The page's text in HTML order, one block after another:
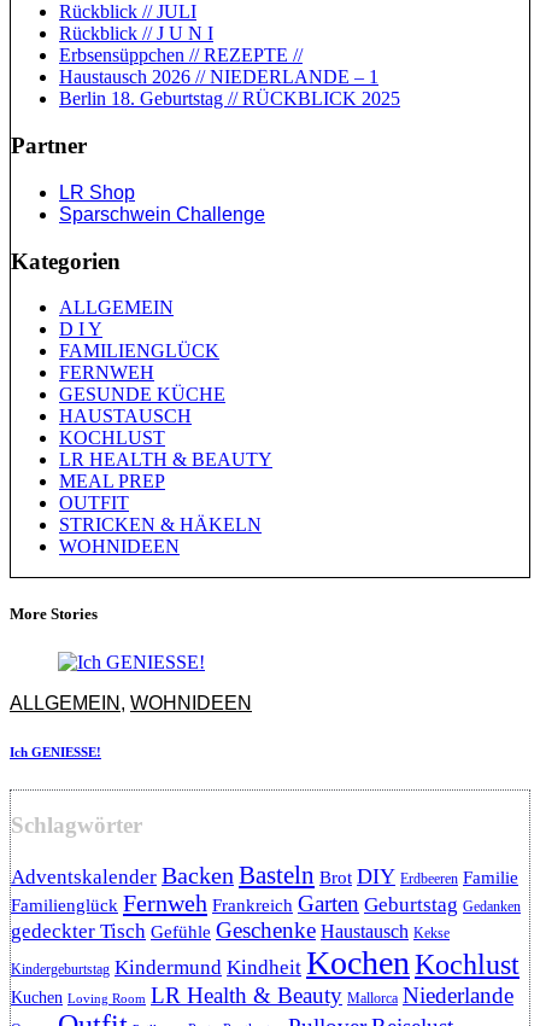
Rückblick // JULI
Rückblick // J U N I
Erbsensüppchen // REZEPTE //
Haustausch 2026 // NIEDERLANDE – 1
Berlin 18. Geburtstag // RÜCKBLICK 2025
Partner
LR Shop
Sparschwein Challenge
Kategorien
ALLGEMEIN
D I Y
FAMILIENGLÜCK
FERNWEH
GESUNDE KÜCHE
HAUSTAUSCH
KOCHLUST
LR HEALTH & BEAUTY
MEAL PREP
OUTFIT
STRICKEN & HÄKELN
WOHNIDEEN
More Stories
ALLGEMEIN , WOHNIDEEN
Ich GENIESSE!
Schlagwörter
Adventskalender Backen Basteln Brot DIY Erdbeeren Familie
Familienglück Fernweh Frankreich Garten Geburtstag Gedanken
gedeckter Tisch Gefühle Geschenke Haustausch Kekse
Kindergeburtstag Kindermund Kindheit Kochen Kochlust
Kuchen Loving Room LR Health & Beauty Mallorca Niederlande